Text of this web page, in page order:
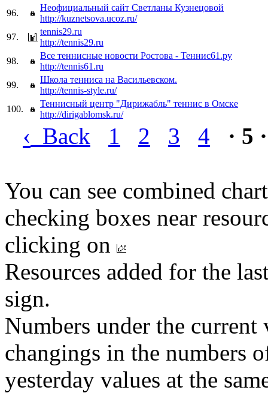
96.
Неофициальный сайт Светланы Кузнецовой
http://kuznetsova.ucoz.ru/
97.
tennis29.ru
http://tennis29.ru
98.
Все теннисные новости Ростова - Теннис61.ру
http://tennis61.ru
99.
Школа тенниса на Васильевском.
http://tennis-style.ru/
100.
Теннисный центр "Дирижабль" теннис в Омске
http://dirigablomsk.ru/
‹ Back 1 2 3 4 · 5 ·
You can see combined
checking boxes near
clicking on
Resources added for the
sign.
Numbers under the
changings in the numbers
yesterday values at the